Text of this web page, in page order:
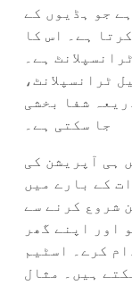
جو ہڈیوں کے
ہے۔ اس کا
ٹرانسپلانٹ ہے۔
ٹرانسپلانٹ،
شفا بخشی
جا سکتی ہے۔
ہی آپریشن کی
کے بارے میں
شروع کرنے سے
اور اپنے گھر
کرے۔ اسٹیم
ہیں۔ مثال